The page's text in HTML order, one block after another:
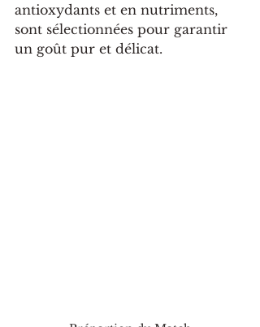
antioxydants et en nutriments,
sont sélectionnées pour garantir
un goût pur et délicat.